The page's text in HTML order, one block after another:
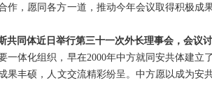
作，愿同各方一道，推动今年会议取得积极成
共同体近日举行第三十一次外长理事会，会议
一体化组织，早在2000年中方就同安共体建
果丰硕，人文交流精彩纷呈。中方愿以成为安